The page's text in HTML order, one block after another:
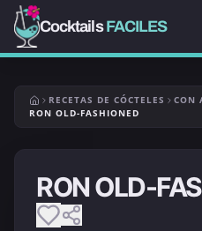
CocktailsFACILES
RECETAS DE CÓCTELES
CON
RON OLD-FASHIONED
RON OLD-